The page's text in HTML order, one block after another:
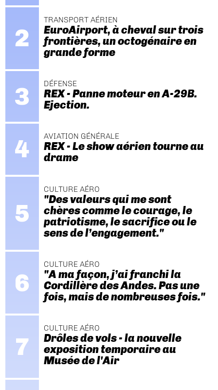
TRANSPORT AÉRIEN
EuroAirport, à cheval sur trois
frontières, un octogénaire en
grande forme
DÉFENSE
REX - Panne moteur en A-29B.
Ejection.
AVIATION GÉNÉRALE
REX - Le show aérien tourne au
drame
CULTURE AÉRO
"Des valeurs qui me sont
chères comme le courage, le
patriotisme, le sacrifice ou le
sens de l’engagement."
CULTURE AÉRO
"A ma façon, j’ai franchi la
Cordillère des Andes. Pas une
fois, mais de nombreuses fois."
CULTURE AÉRO
Drôles de vols - la nouvelle
exposition temporaire au
Musée de l'Air